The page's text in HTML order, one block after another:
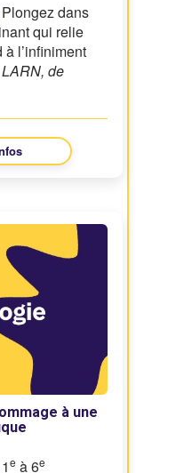
Plongez dans
qui relie
à l’infiniment
de
à une
1e à 6e